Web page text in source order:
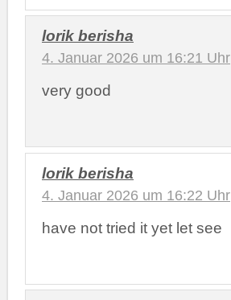
lorik berisha
4. Januar 2026 um 16:21 Uhr
very good
lorik berisha
4. Januar 2026 um 16:22 Uhr
have not tried it yet let see